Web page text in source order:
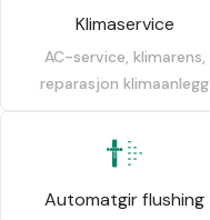
Klimaservice
AC-service, klimarens,
reparasjon klimaanlegg
Automatgir flushing